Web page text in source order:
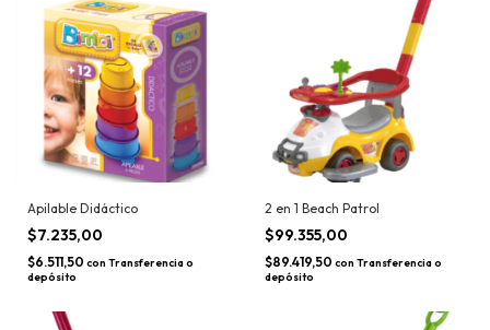
Apilable Didáctico
$7.235,00
$6.511,50 con Transferencia o
depósito
2 en 1 Beach Patrol
$99.355,00
$89.419,50 con Transferencia o
depósito